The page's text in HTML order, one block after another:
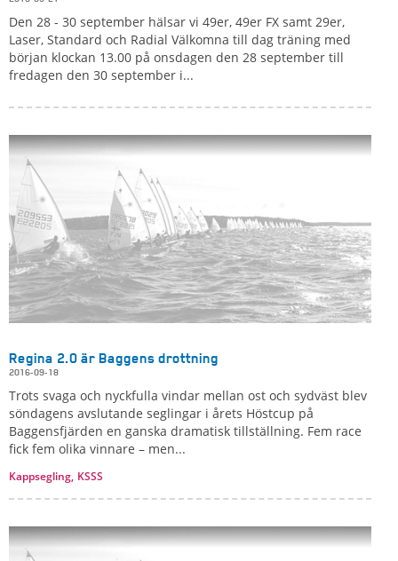
Den 28 - 30 september hälsar vi 49er, 49er FX samt 29er,
Laser, Standard och Radial Välkomna till dag träning med
början klockan 13.00 på onsdagen den 28 september till
fredagen den 30 september i...
Regina 2.0 är Baggens drottning
2016-09-18
Trots svaga och nyckfulla vindar mellan ost och sydväst blev
söndagens avslutande seglingar i årets Höstcup på
Baggensfjärden en ganska dramatisk tillställning. Fem race
fick fem olika vinnare – men...
Kappsegling, KSSS